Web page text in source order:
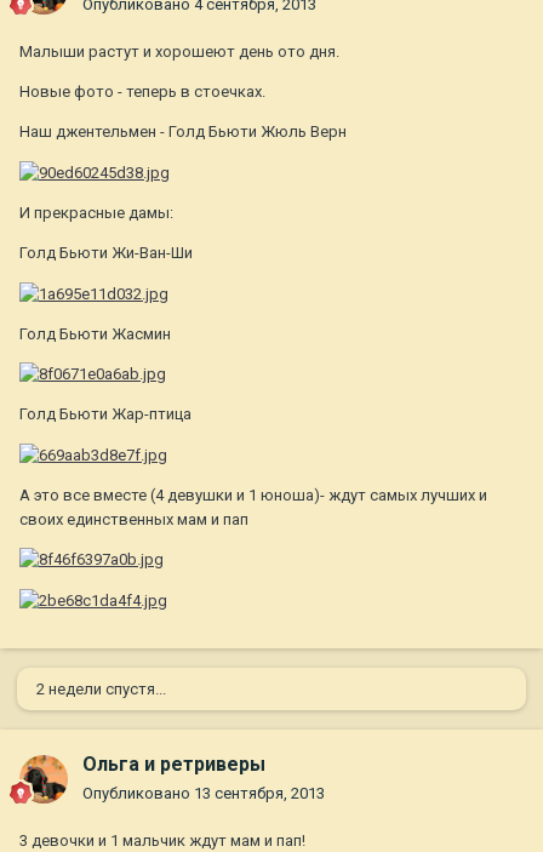
Опубликовано 4 сентября, 2013
Малыши растут и хорошеют день ото дня.
Новые фото - теперь в стоечках.
Наш джентельмен - Голд Бьюти Жюль Верн
И прекрасные дамы:
Голд Бьюти Жи-Ван-Ши
Голд Бьюти Жасмин
Голд Бьюти Жар-птица
А это все вместе (4 девушки и 1 юноша)- ждут самых лучших и
своих единственных мам и пап
2 недели спустя...
Ольга и ретриверы
Опубликовано 13 сентября, 2013
3 девочки и 1 мальчик ждут мам и пап!